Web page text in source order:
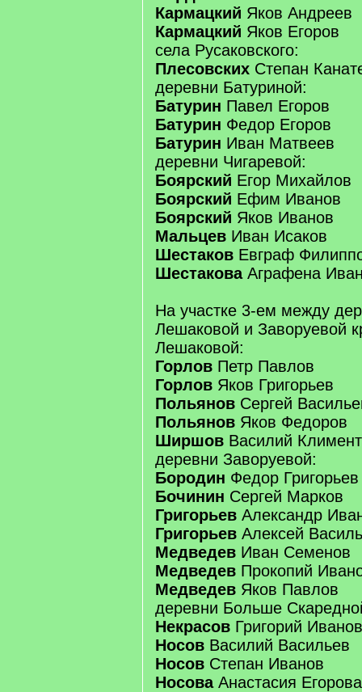
Кармацкий Яков Андреев
Кармацкий Яков Егоров
села Русаковского:
Плесовских Степан
деревни Батуриной:
Батурин Павел Егоров
Батурин Федор Егоров
Батурин Иван Матвеев
деревни Чигаревой:
Боярский Егор Михайлов
Боярский Ефим Иванов
Боярский Яков Иванов
Мальцев Иван Исаков
Шестаков Евграф
ШестаковаАграфена
На участке 3-ем между
Лешаковой и Заворуевой
Лешаковой:
Горлов Петр Павлов
Горлов Яков Григорьев
Польянов Сергей
Польянов Яков Федоров
Ширшов Василий
деревни Заворуевой:
Бородин Федор Григорьев
Бочинин Сергей Марков
Григорьев Александр
Григорьев Алексей
Медведев Иван Семенов
Медведев Прокопий
Медведев Яков Павлов
деревни Больше
Некрасов Григорий Иванов
Носов Василий Васильев
Носов Степан Иванов
НосоваАнастасия